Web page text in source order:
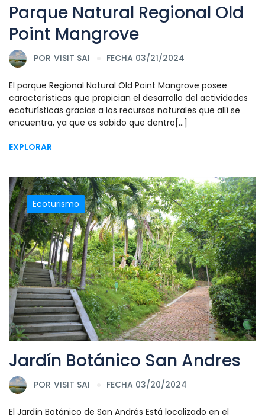
Parque Natural Regional Old
Point Mangrove
POR VISIT SAI FECHA 03/21/2024
El parque Regional Natural Old Point Mangrove posee
características que propician el desarrollo del actividades
ecoturísticas gracias a los recursos naturales que allí se
encuentra, ya que es sabido que dentro[...]
EXPLORAR
Ecoturismo
Jardín Botánico San Andres
POR VISIT SAI FECHA 03/20/2024
El Jardín Botánico de San Andrés Está localizado en el